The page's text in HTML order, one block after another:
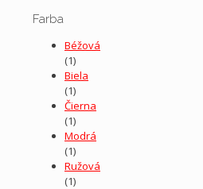
Farba
Béžová
(1)
Biela
(1)
Čierna
(1)
Modrá
(1)
Ružová
(1)